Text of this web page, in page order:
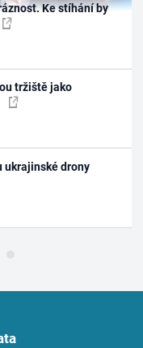
Ke stíhání by
tržiště jako
ukrajinské drony